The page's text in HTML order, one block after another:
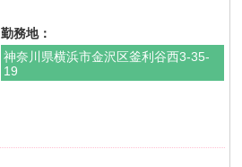
勤務地：
神奈川県横浜市金沢区釜利谷西3-35-
19